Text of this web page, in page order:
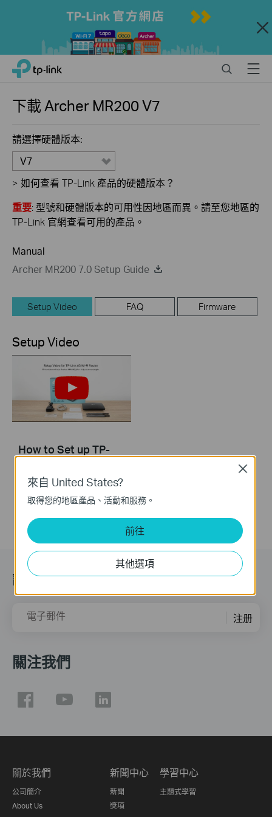
Close
Click
navigation
TP-Link, Reliably Smart SearchMenu
下載Archer MR200V7
請選擇硬體版本:
V7
> 如何查看 TP-Link 產品的硬體版本？
重要: 型號和硬體版本的可用性因地區而異。請至您地區的
TP-Link 官網查看可用的產品。
Manual
Archer MR200 7.0 Setup Guide
Setup Video FAQ Firmware
Setup Video
How to Set up TP-
訂閱
電子郵件 注册
關注我們
關於我們
公司簡介
About Us
新聞中心
新聞
獎項
學習中心
主題式學習
來自 United States?
取得您的地區產品、活動和服務。
前往
其他選項
Close